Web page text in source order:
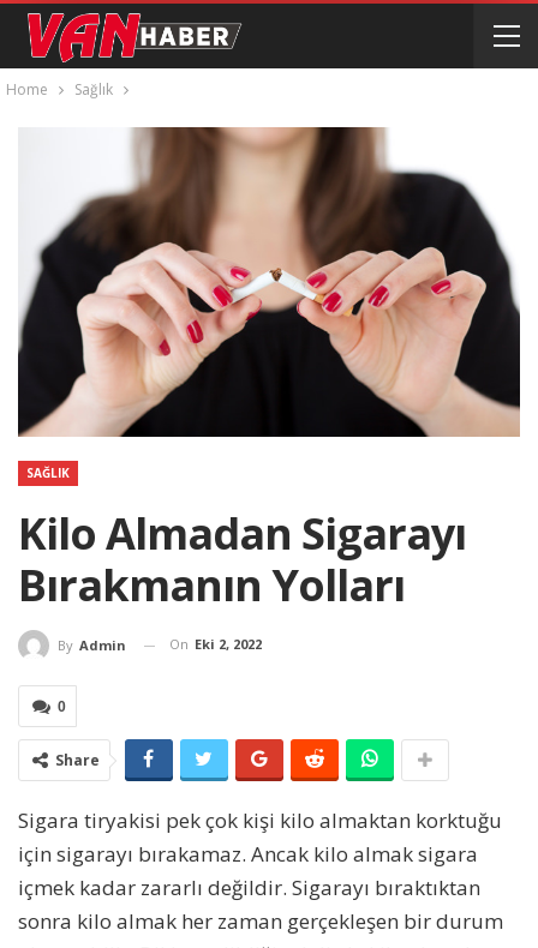
Home Sağlık
SAĞLIK
Kilo Almadan Sigarayı
Bırakmanın Yolları
By Admin On Eki 2, 2022
0
Share
Sigara tiryakisi pek çok kişi kilo almaktan korktuğu
için sigarayı bırakamaz. Ancak kilo almak sigara
içmek kadar zararlı değildir. Sigarayı bıraktıktan
sonra kilo almak her zaman gerçekleşen bir durum